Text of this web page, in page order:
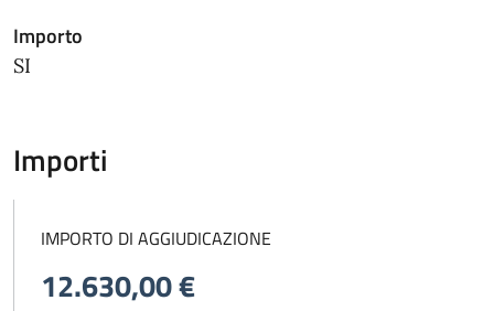
Importo
SI
Importi
IMPORTO DI AGGIUDICAZIONE
12.630,00 €